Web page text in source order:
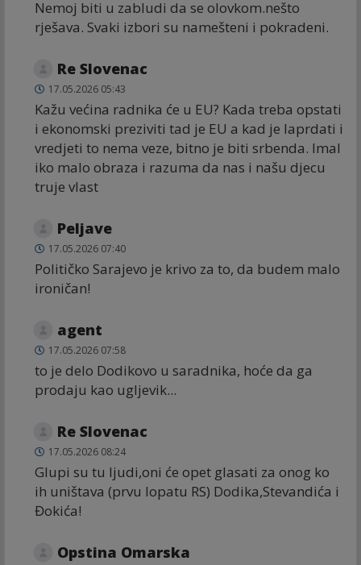
Nemoj biti u zabludi da se olovkom.nešto
rješava. Svaki izbori su namešteni i pokradeni.
Re Slovenac
17.05.2026 05:43
Kažu većina radnika će u EU? Kada treba opstati
i ekonomski preziviti tad je EU a kad je laprdati i
vredjeti to nema veze, bitno je biti srbenda. Imal
iko malo obraza i razuma da nas i našu djecu
truje vlast
Peljave
17.05.2026 07:40
Političko Sarajevo je krivo za to, da budem malo
ironičan!
agent
17.05.2026 07:58
to je delo Dodikovo u saradnika, hoće da ga
prodaju kao ugljevik...
Re Slovenac
17.05.2026 08:24
Glupi su tu ljudi,oni će opet glasati za onog ko
ih uništava (prvu lopatu RS) Dodika,Stevandića i
Đokića!
Opstina Omarska